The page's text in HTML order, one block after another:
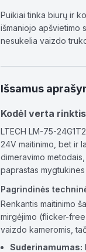
Puikiai tinka biurų ir
išmaniojo apšvietimo
nesukelia vaizdo
Išsamus
Kodėl verta
LTECH LM-75-
24V maitinimo, bet ir
dimeravimo
paprastas
Pagrindinės
Renkantis maitinimo
mirgėjimo (flicker-
vaizdo kameromis,
Suderinamumas: